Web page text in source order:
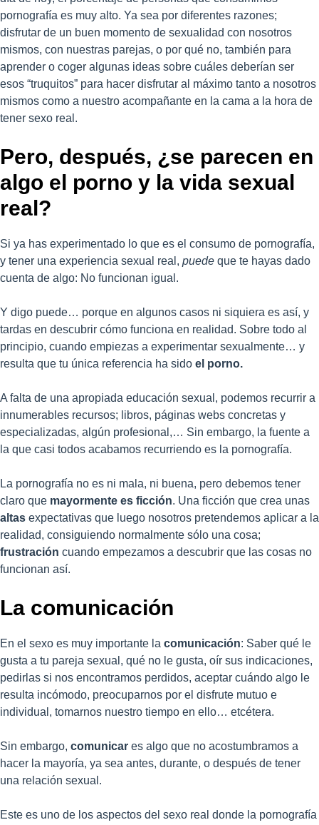
pornografía es muy alto. Ya sea por diferentes razones;
disfrutar de un buen momento de sexualidad con nosotros
mismos, con nuestras parejas, o por qué no, también para
aprender o coger algunas ideas sobre cuáles deberían ser
esos “truquitos” para hacer disfrutar al máximo tanto a nosotros
mismos como a nuestro acompañante en la cama a la hora de
tener sexo real.
Pero, después, ¿se parecen en
algo el porno y la vida sexual
real?
Si ya has experimentado lo que es el consumo de pornografía,
y tener una experiencia sexual real, puede que te hayas dado
cuenta de algo: No funcionan igual.
Y digo puede… porque en algunos casos ni siquiera es así, y
tardas en descubrir cómo funciona en realidad. Sobre todo al
principio, cuando empiezas a experimentar sexualmente… y
resulta que tu única referencia ha sido el porno.
A falta de una apropiada educación sexual, podemos recurrir a
innumerables recursos; libros, páginas webs concretas y
especializadas, algún profesional,… Sin embargo, la fuente a
la que casi todos acabamos recurriendo es la pornografía.
La pornografía no es ni mala, ni buena, pero debemos tener
claro que mayormente es ficción. Una ficción que crea unas
altas expectativas que luego nosotros pretendemos aplicar a la
realidad, consiguiendo normalmente sólo una cosa;
frustración cuando empezamos a descubrir que las cosas no
funcionan así.
La comunicación
En el sexo es muy importante la comunicación: Saber qué le
gusta a tu pareja sexual, qué no le gusta, oír sus indicaciones,
pedirlas si nos encontramos perdidos, aceptar cuándo algo le
resulta incómodo, preocuparnos por el disfrute mutuo e
individual, tomarnos nuestro tiempo en ello… etcétera.
Sin embargo, comunicar es algo que no acostumbramos a
hacer la mayoría, ya sea antes, durante, o después de tener
una relación sexual.
Este es uno de los aspectos del sexo real donde la pornografía